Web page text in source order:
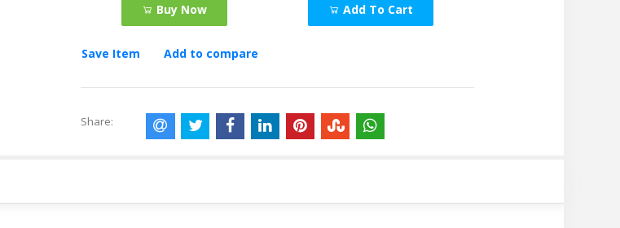
Buy Now Add To Cart
Save Item Add to compare
Share: